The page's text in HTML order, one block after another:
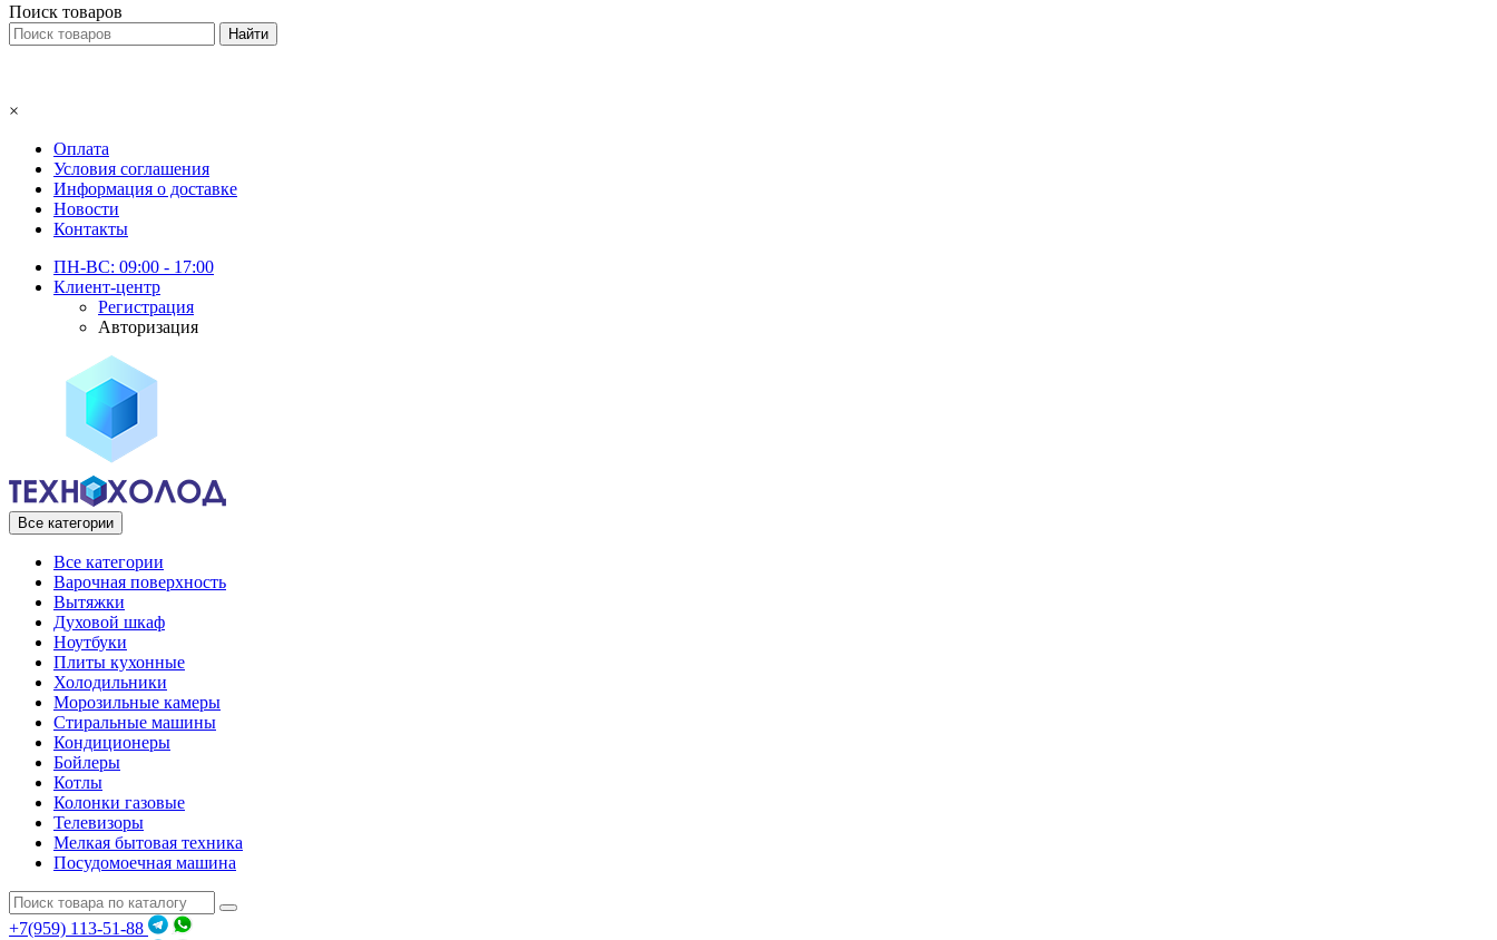
Поиск товаров
×
Оплата
Условия соглашения
Информация о доставке
Новости
Контакты
ПН-ВС: 09:00 - 17:00
Клиент-центр
Регистрация
Авторизация
Все категории
Все категории
Варочная поверхность
Вытяжки
Духовой шкаф
Ноутбуки
Плиты кухонные
Холодильники
Морозильные камеры
Стиральные машины
Кондиционеры
Бойлеры
Котлы
Колонки газовые
Телевизоры
Мелкая бытовая техника
Посудомоечная машина
+7(959) 113-51-88